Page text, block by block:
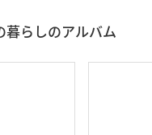
暮らしのアルバム